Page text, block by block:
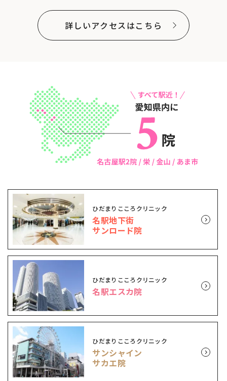
詳しいアクセスはこちら
ひだまりこころクリニック
名駅地下街
サンロード院
ひだまりこころクリニック
名駅エスカ院
ひだまりこころクリニック
サンシャイン
サカエ院